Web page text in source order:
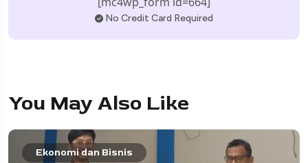
No Credit Card Required
You May Also Like
Ekonomi dan Bisnis